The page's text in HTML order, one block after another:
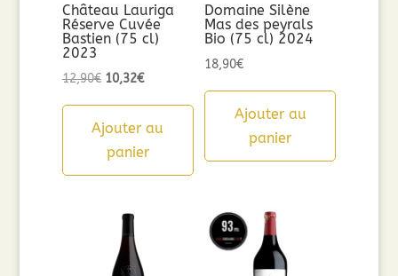
Château Lauriga
Réserve Cuvée
Bastien (75 cl)
2023
12,90€ Le
initial
était :
10,32€Le
actuel
est :
Ajouter au
panier
Domaine Silène
Mas des peyrals
Bio (75 cl) 2024
18,90€
Ajouter au
panier